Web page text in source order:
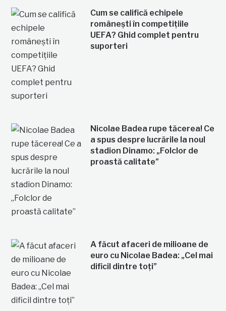
Cum se califică echipele
românești în competițiile
UEFA? Ghid complet pentru
suporteri
Nicolae Badea rupe tăcerea! Ce
a spus despre lucrările la noul
stadion Dinamo: „Folclor de
proastă calitate”
A făcut afaceri de milioane de
euro cu Nicolae Badea: „Cel mai
dificil dintre toți”